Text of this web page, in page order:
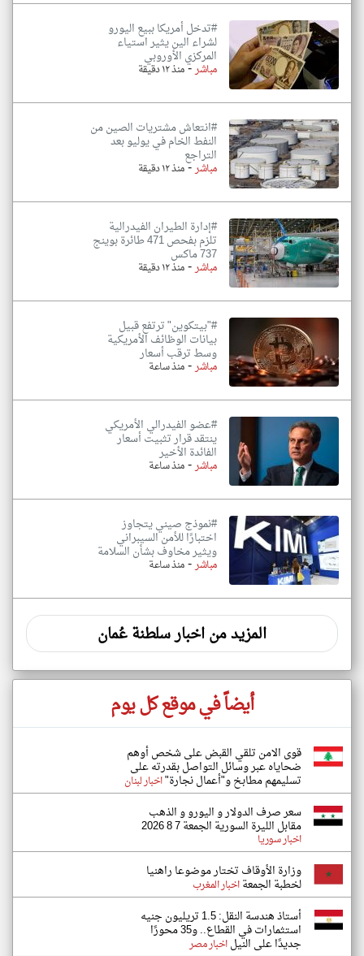
#تدخل أمريكا ببيع اليورو
لشراء الين يثير استياء
المركزي الأوروبي
مباشر-منذ ١٢ دقيقة
#انتعاش مشتريات الصين من
النفط الخام في يوليو بعد
التراجع
مباشر-منذ ١٢ دقيقة
#إدارة الطيران الفيدرالية
تلزم بفحص 471 طائرة بوينج
737 ماكس
مباشر-منذ ١٢ دقيقة
#"بيتكوين" ترتفع قبيل
بيانات الوظائف الأمريكية
وسط ترقب أسعار
مباشر-منذ ساعة
#عضو الفيدرالي الأمريكي
ينتقد قرار تثبيت أسعار
الفائدة الأخير
مباشر-منذ ساعة
#نموذج صيني يتجاوز
اختبارًا للأمن السيبراني
ويثير مخاوف بشأن السلامة
مباشر-منذ ساعة
المزيد من اخبار سلطنة عُمان
أيضاً في موقع كل يوم
قوى الامن تلقي القبض على شخص أوهم
ضحاياه عبر وسائل التواصل بقدرته على
تسليمهم مطابخ و"أعمال نجارة"اخبار لبنان
سعر صرف الدولار و اليورو و الذهب
مقابل الليرة السورية الجمعة 7 8 2026
اخبار سوريا
وزارة الأوقاف تختار موضوعا راهنيا
لخطبة الجمعةاخبار المغرب
أستاذ هندسة النقل: 1.5 تريليون جنيه
استثمارات في القطاع.. و35 محورًا
جديدًا على النيلاخبار مصر